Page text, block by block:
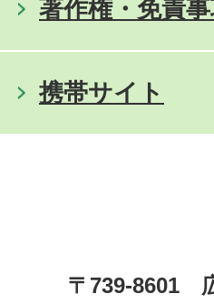
著作権・免責
携帯サイト
〒739-8601